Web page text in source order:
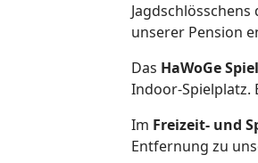
unserer Pension
Das HaWoGe
Indoor-Spielplatz.
Im Freizeit- und
Entfernung zu